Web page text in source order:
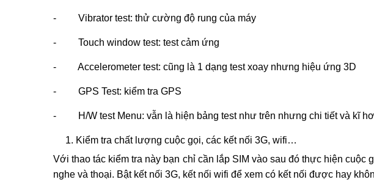
- Vibrator test: thử cường độ rung của máy
- Touch window test: test cảm ứng
- Accelerometer test: cũng là 1 dạng test xoay nhưng hiệu ứng 3D
- GPS Test: kiểm tra GPS
- H/W test Menu: vẫn là hiện bảng test như trên nhưng chi tiết và kĩ
Kiểm tra chất lượng cuộc gọi, các kết nối 3G, wifi…
Với thao tác kiểm tra này bạn chỉ cần lắp SIM vào sau đó thực hiện cuộc
nghe và thoại. Bật kết nối 3G, kết nối wifi để xem có kết nối được hay